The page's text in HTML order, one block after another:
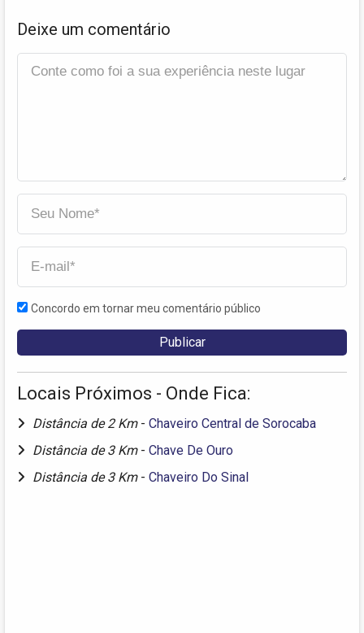
Deixe um comentário
Concordo em tornar meu comentário público
Locais Próximos - Onde Fica:
Distância de 2 Km - Chaveiro Central de Sorocaba
Distância de 3 Km - Chave De Ouro
Distância de 3 Km - Chaveiro Do Sinal